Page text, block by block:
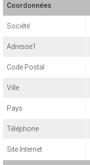
Coordonnées
Société
Adresse1
Code Postal
Ville
Pays
Téléphone
Site Internet